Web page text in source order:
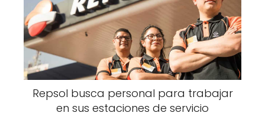
Repsol busca personal para trabajar
en sus estaciones de servicio